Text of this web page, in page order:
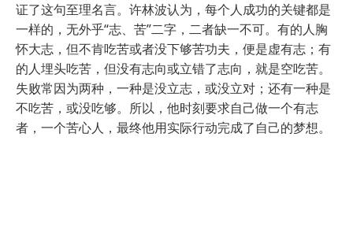
证了这句至理名言。许林波认为，每个人成功的关键都是
一样的，无外乎“志、苦”二字，二者缺一不可。有的人胸
怀大志，但不肯吃苦或者没下够苦功夫，便是虚有志；有
的人埋头吃苦，但没有志向或立错了志向，就是空吃苦。
失败常因为两种，一种是没立志，或没立对；还有一种是
不吃苦，或没吃够。所以，他时刻要求自己做一个有志
者，一个苦心人，最终他用实际行动完成了自己的梦想。